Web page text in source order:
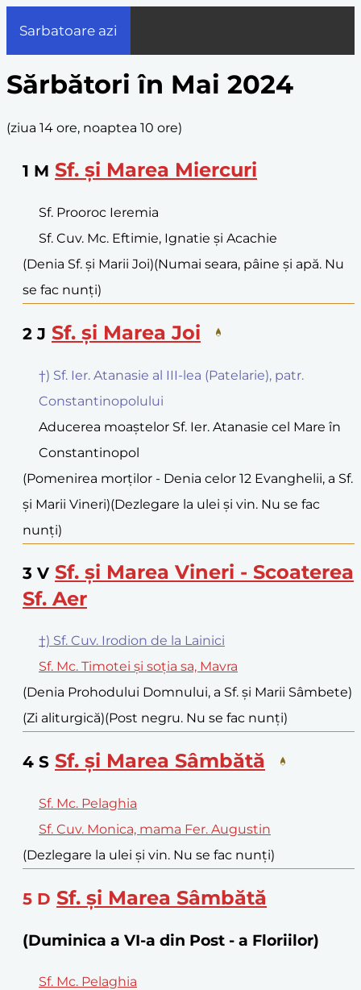
Sarbatoare azi
Sărbători în Mai 2024
(ziua 14 ore, noaptea 10 ore)
1 M Sf. și Marea Miercuri
Sf. Prooroc Ieremia
Sf. Cuv. Mc. Eftimie, Ignatie și Acachie
(Denia Sf. și Marii Joi)(Numai seara, pâine și apă. Nu
se fac nunți)
2 J Sf. și Marea Joi
†) Sf. Ier. Atanasie al III-lea (Patelarie), patr.
Constantinopolului
Aducerea moaștelor Sf. Ier. Atanasie cel Mare în
Constantinopol
(Pomenirea morților - Denia celor 12 Evanghelii, a Sf.
și Marii Vineri)(Dezlegare la ulei și vin. Nu se fac
nunți)
3 V Sf. și Marea Vineri - Scoaterea
Sf. Aer
†) Sf. Cuv. Irodion de la Lainici
Sf. Mc. Timotei și soția sa, Mavra
(Denia Prohodului Domnului, a Sf. și Marii Sâmbete)
(Zi aliturgică)(Post negru. Nu se fac nunți)
4 S Sf. și Marea Sâmbătă
Sf. Mc. Pelaghia
Sf. Cuv. Monica, mama Fer. Augustin
(Dezlegare la ulei și vin. Nu se fac nunți)
5 D Sf. și Marea Sâmbătă
(Duminica a VI-a din Post - a Floriilor)
Sf. Mc. Pelaghia